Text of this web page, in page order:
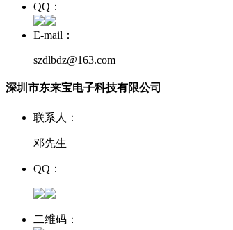
QQ：
E-mail：
szdlbdz@163.com
深圳市东来宝电子科技有限公司
联系人：
邓先生
QQ：
二维码：